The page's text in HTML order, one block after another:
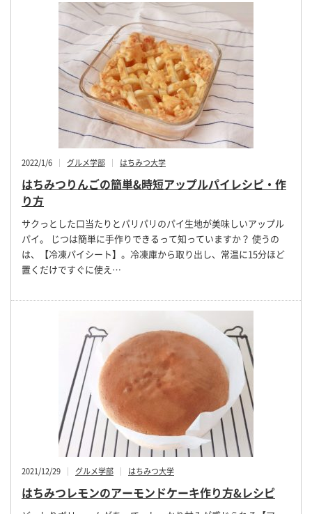
2022/1/6 グルメ学部 はちみつ大学
はちみつりんごの簡単&時短アップルパイレシピ・作
り方
サクっとした口当たりとパリパリのパイ生地が美味しいアップル
パイ。 じつは簡単に手作りできるって知っていますか？ 使うの
は、【冷凍パイシート】。冷凍庫から取り出し、常温に15分ほど
置くだけですぐに使え…
2021/12/29 グルメ学部 はちみつ大学
はちみつレモンのアーモンドケーキ作り方&レシピ